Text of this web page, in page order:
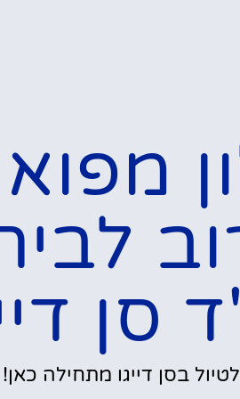
סן
בסן דייגו מתחילה כאן!